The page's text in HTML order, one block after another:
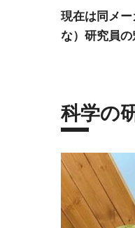
現在は同メ
な）研究員
科学の